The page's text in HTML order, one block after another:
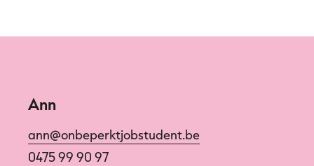
Ann
ann@onbeperktjobstudent.be
0475 99 90 97